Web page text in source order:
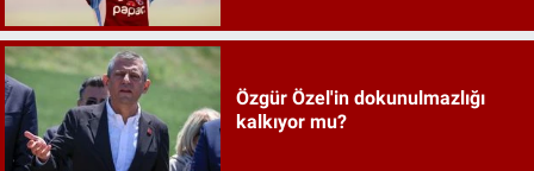
Özgür Özel'in dokunulmazlığı
kalkıyor mu?